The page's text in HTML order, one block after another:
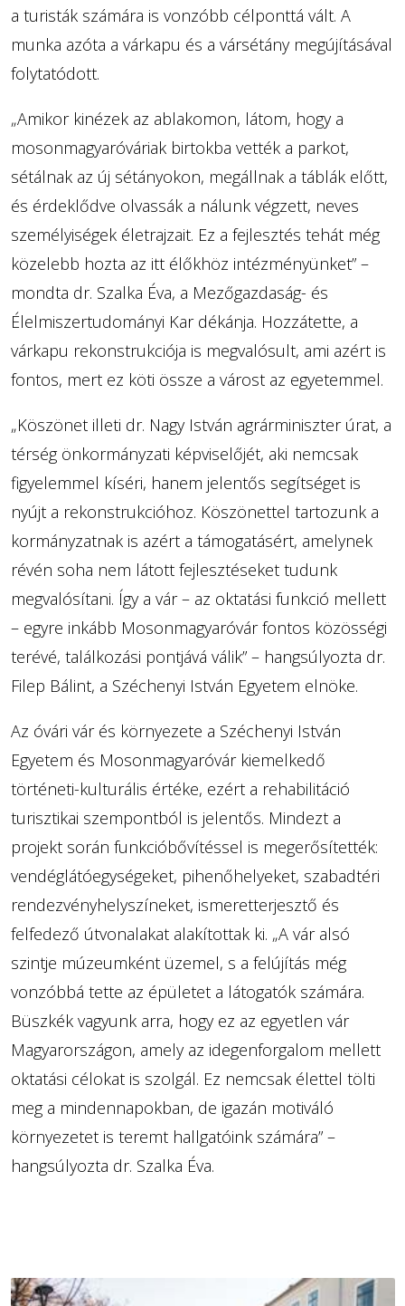
a turisták számára is vonzóbb célponttá vált. A
munka azóta a várkapu és a vársétány megújításával
folytatódott.
„Amikor kinézek az ablakomon, látom, hogy a
mosonmagyaróváriak birtokba vették a parkot,
sétálnak az új sétányokon, megállnak a táblák előtt,
és érdeklődve olvassák a nálunk végzett, neves
személyiségek életrajzait. Ez a fejlesztés tehát még
közelebb hozta az itt élőkhöz intézményünket” –
mondta dr. Szalka Éva, a Mezőgazdaság- és
Élelmiszertudományi Kar dékánja. Hozzátette, a
várkapu rekonstrukciója is megvalósult, ami azért is
fontos, mert ez köti össze a várost az egyetemmel.
„Köszönet illeti dr. Nagy István agrárminiszter úrat, a
térség önkormányzati képviselőjét, aki nemcsak
figyelemmel kíséri, hanem jelentős segítséget is
nyújt a rekonstrukcióhoz. Köszönettel tartozunk a
kormányzatnak is azért a támogatásért, amelynek
révén soha nem látott fejlesztéseket tudunk
megvalósítani. Így a vár – az oktatási funkció mellett
– egyre inkább Mosonmagyaróvár fontos közösségi
terévé, találkozási pontjává válik” – hangsúlyozta dr.
Filep Bálint, a Széchenyi István Egyetem elnöke.
Az óvári vár és környezete a Széchenyi István
Egyetem és Mosonmagyaróvár kiemelkedő
történeti-kulturális értéke, ezért a rehabilitáció
turisztikai szempontból is jelentős. Mindezt a
projekt során funkcióbővítéssel is megerősítették:
vendéglátóegységeket, pihenőhelyeket, szabadtéri
rendezvényhelyszíneket, ismeretterjesztő és
felfedező útvonalakat alakítottak ki. „A vár alsó
szintje múzeumként üzemel, s a felújítás még
vonzóbbá tette az épületet a látogatók számára.
Büszkék vagyunk arra, hogy ez az egyetlen vár
Magyarországon, amely az idegenforgalom mellett
oktatási célokat is szolgál. Ez nemcsak élettel tölti
meg a mindennapokban, de igazán motiváló
környezetet is teremt hallgatóink számára” –
hangsúlyozta dr. Szalka Éva.